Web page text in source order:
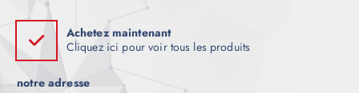
Achetez maintenant
Cliquez ici pour voir tous les produits
notre adresse